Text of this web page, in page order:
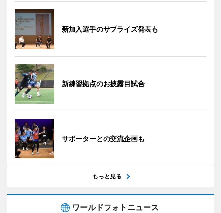
新加入選手のサプライズ発表も
新練習拠点のお披露目試合
サポーターとの交流企画も
もっと見る
ワールドフォトニュース